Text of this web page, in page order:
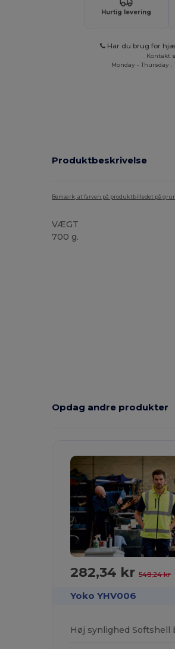
Hurtig levering
Har du brug for
Kontakt
Monday - Thursday :
Produktbeskrivelse
Bemærk, at farven på produktbilledet på
VÆGT
700 g.
Opdag andre produkter
282,34 kr548,24 kr
Yoko YHV006